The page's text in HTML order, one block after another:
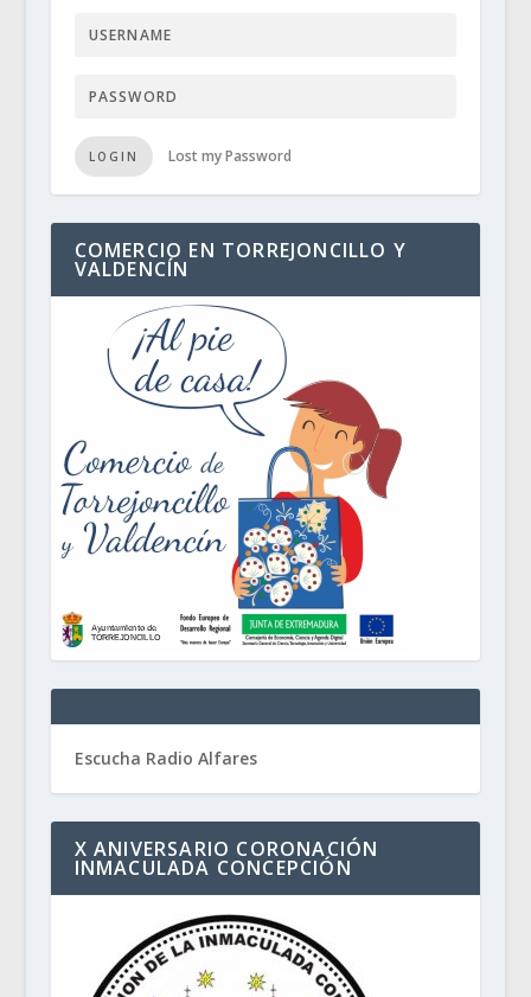
LOGIN Lost my Password
COMERCIO EN TORREJONCILLO Y
VALDENCÍN
Escucha Radio Alfares
X ANIVERSARIO CORONACIÓN
INMACULADA CONCEPCIÓN